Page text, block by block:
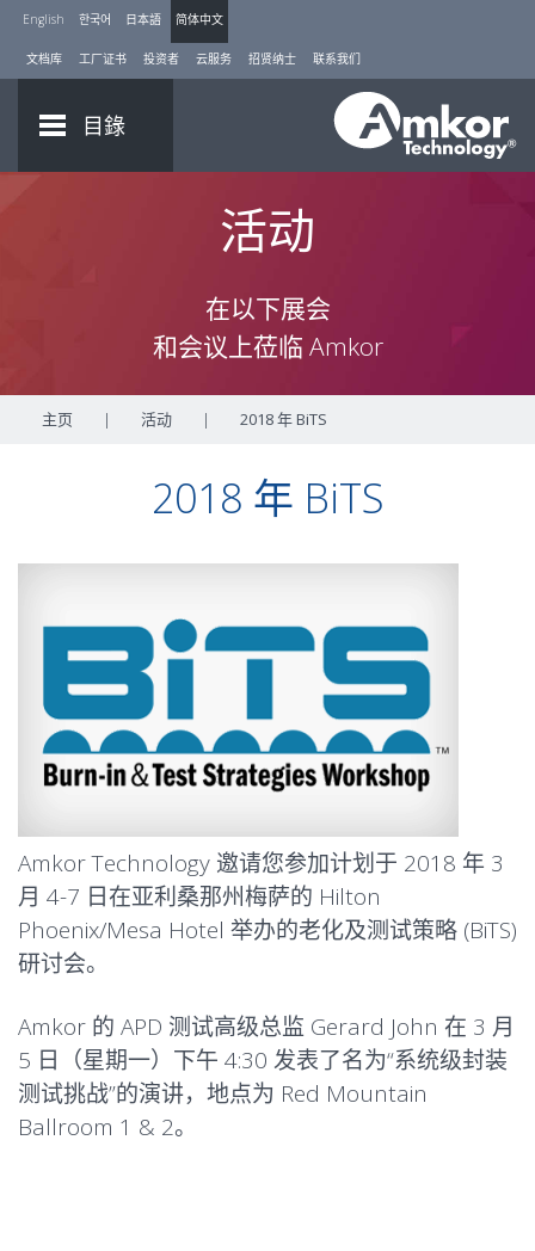
English 한국어 日本語 简体中文
文档库 工厂证书 投资者 云服务 招贤纳士 联系我们
目錄
活动
在以下展会
和会议上莅临 Amkor
主页 | 活动 | 2018 年 BiTS
2018 年 BiTS
Amkor Technology 邀请您参加计划于 2018 年 3
月 4-7 日在亚利桑那州梅萨的 Hilton
Phoenix/Mesa Hotel 举办的老化及测试策略 (BiTS)
研讨会。
Amkor 的 APD 测试高级总监 Gerard John 在 3 月
5 日（星期一）下午 4:30 发表了名为“系统级封装
测试挑战”的演讲，地点为 Red Mountain
Ballroom 1 & 2。